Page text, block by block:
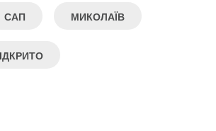
САП МИКОЛАЇВ